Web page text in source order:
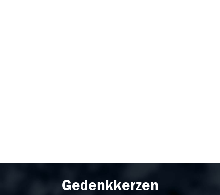
Gedenkkerzen